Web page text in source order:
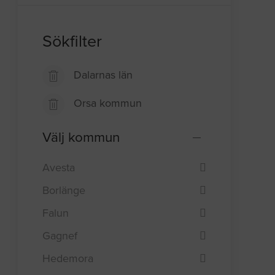
Sökfilter
Dalarnas län
Orsa kommun
Välj kommun
Avesta
Borlänge
Falun
Gagnef
Hedemora